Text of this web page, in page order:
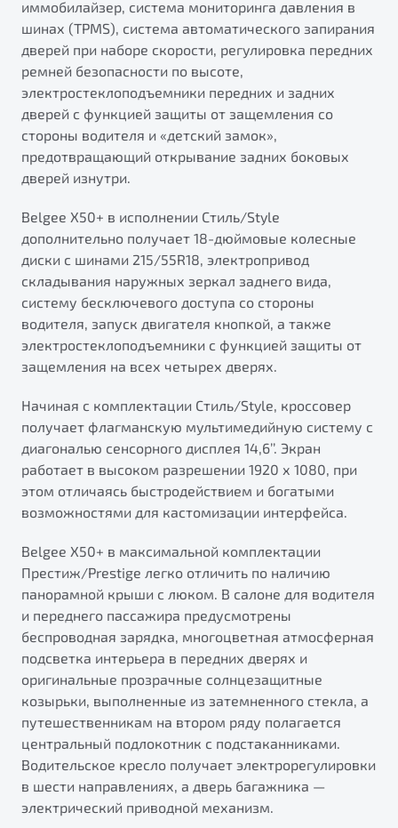
иммобилайзер, система мониторинга давления в
шинах (TPMS), система автоматического запирания
дверей при наборе скорости, регулировка передних
ремней безопасности по высоте,
электростеклоподъемники передних и задних
дверей с функцией защиты от защемления со
стороны водителя и «детский замок»,
предотвращающий открывание задних боковых
дверей изнутри.
Belgee X50+ в исполнении Стиль/Style
дополнительно получает 18-дюймовые колесные
диски с шинами 215/55R18, электропривод
складывания наружных зеркал заднего вида,
систему бесключевого доступа со стороны
водителя, запуск двигателя кнопкой, а также
электростеклоподъемники с функцией защиты от
защемления на всех четырех дверях.
Начиная с комплектации Стиль/Style, кроссовер
получает флагманскую мультимедийную систему с
диагональю сенсорного дисплея 14,6’’. Экран
работает в высоком разрешении 1920 х 1080, при
этом отличаясь быстродействием и богатыми
возможностями для кастомизации интерфейса.
Belgee X50+ в максимальной комплектации
Престиж/Prestige легко отличить по наличию
панорамной крыши с люком. В салоне для водителя
и переднего пассажира предусмотрены
беспроводная зарядка, многоцветная атмосферная
подсветка интерьера в передних дверях и
оригинальные прозрачные солнцезащитные
козырьки, выполненные из затемненного стекла, а
путешественникам на втором ряду полагается
центральный подлокотник с подстаканниками.
Водительское кресло получает электрорегулировки
в шести направлениях, а дверь багажника —
электрический приводной механизм.